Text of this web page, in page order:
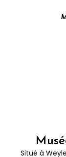
Situé à